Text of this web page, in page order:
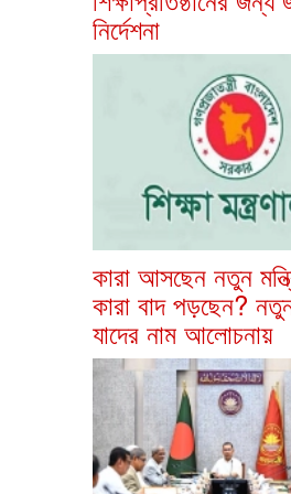
নির্দেশনা
কারা আসছেন নতুন
কারা বাদ পড়ছেন?
যাদের নাম আলোচনায়